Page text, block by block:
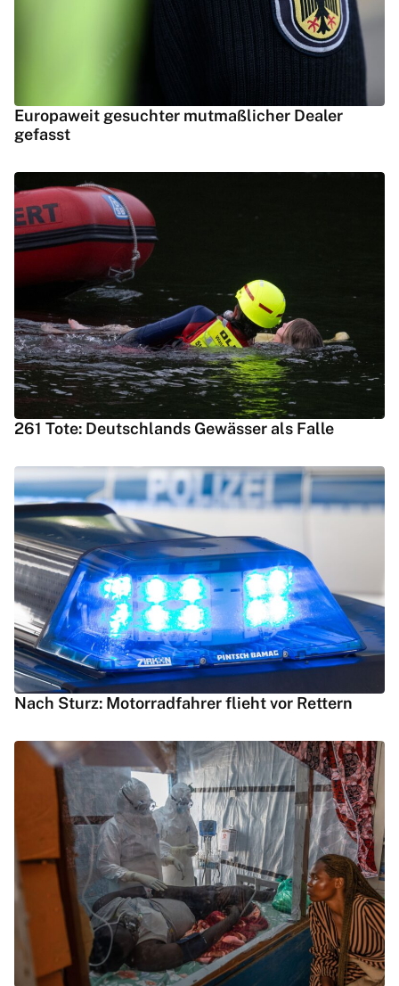
Europaweit gesuchter mutmaßlicher Dealer
gefasst
261 Tote: Deutschlands Gewässer als Falle
Nach Sturz: Motorradfahrer flieht vor Rettern